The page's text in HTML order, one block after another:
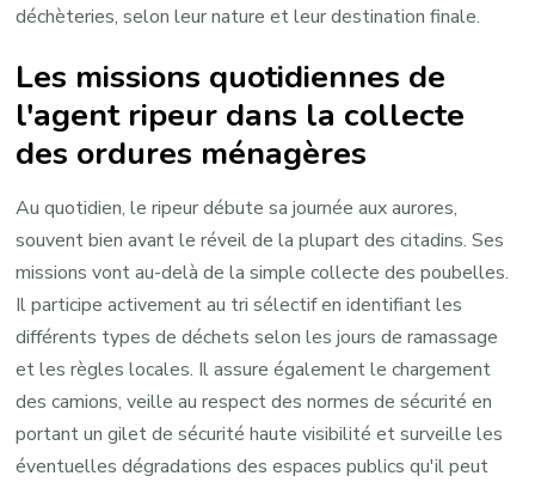
déchèteries, selon leur nature et leur destination finale.
Les missions quotidiennes de
l'agent ripeur dans la collecte
des ordures ménagères
Au quotidien, le ripeur débute sa journée aux aurores,
souvent bien avant le réveil de la plupart des citadins. Ses
missions vont au-delà de la simple collecte des poubelles.
Il participe activement au tri sélectif en identifiant les
différents types de déchets selon les jours de ramassage
et les règles locales. Il assure également le chargement
des camions, veille au respect des normes de sécurité en
portant un gilet de sécurité haute visibilité et surveille les
éventuelles dégradations des espaces publics qu'il peut